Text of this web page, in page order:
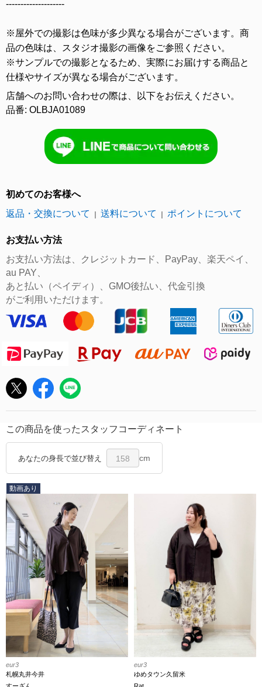
--------------------
※屋外での撮影は色味が多少異なる場合がございます。商
品の色味は、スタジオ撮影の画像をご参照ください。
※サンプルでの撮影となるため、実際にお届けする商品と
仕様やサイズが異なる場合がございます。
店舗へのお問い合わせの際は、以下をお伝えください。
品番: OLBJA01089
初めてのお客様へ
返品・交換について
送料について ポイントについて
お支払い方法
お支払い方法は、クレジットカード、PayPay、楽天ペイ、
au PAY、
あと払い（ペイディ）、GMO後払い、代金引換
がご利用いただけます。
この商品を使ったスタッフコーディネート
あなたの身長で並び替え 158 cm
動画あり
eur3
札幌丸井今井
eur3
ゆめタウン久留米